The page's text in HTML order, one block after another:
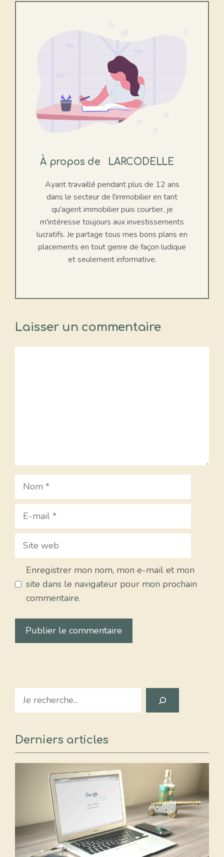
À propos de LARCODELLE
Ayant travaillé pendant plus de 12 ans
dans le secteur de l'immobilier en tant
qu'agent immobilier puis courtier, je
m'intéresse toujours aux investissements
lucratifs. Je partage tous mes bons plans en
placements en tout genre de façon ludique
et seulement informative.
Laisser un commentaire
Nom
E-
Site
Enregistrer mon nom, mon e-mail et mon
site dans le navigateur pour mon prochain
commentaire.
Search
Derniers articles